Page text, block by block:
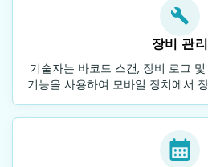
장비 관리
기술자는 바코드 스캔, 장비 로그
기능을 사용하여 모바일 장치에서